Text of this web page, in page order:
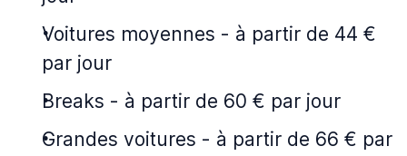
Voitures moyennes - à partir de 44 €
par jour
Breaks - à partir de 60 € par jour
Grandes voitures - à partir de 66 € par